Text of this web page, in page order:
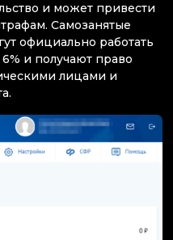
и может привести
Самозанятые
официально работать
и получают право
лицами и